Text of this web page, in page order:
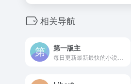
相关导航
第一版主